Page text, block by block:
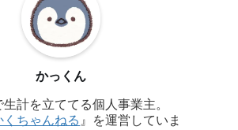
かっくん
計を立ててる個人事業主。
くちゃんねる 』を運営していま